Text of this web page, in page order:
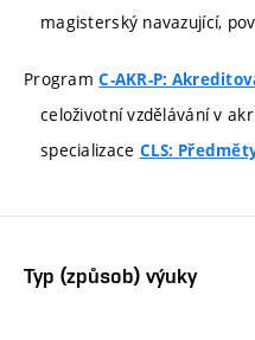
magisterský navazující,
ProgramC-AKR-P:
celoživotní vzdělávání v
specializace CLS:
Typ (způsob) výuky